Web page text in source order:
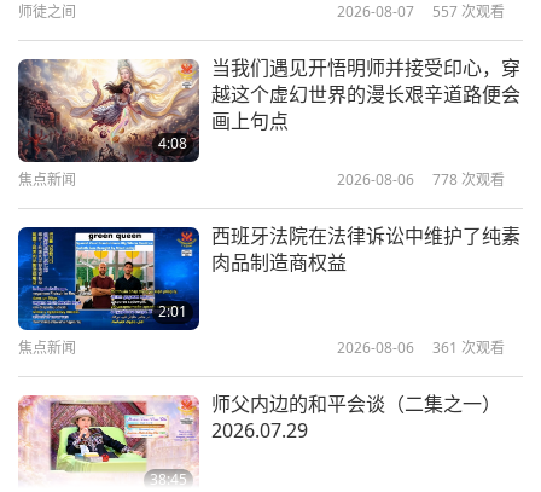
的话。
大蒜味道或许不好闻，但饮用后可吃些薄荷叶或去味
食物。喝些加有薄荷的纯素奶，或喝薄荷茶冲淡蒜
味。
别忘了到家时马上洗个热水澡。换下衣服，用热水
洗，把衣服放在阳光下，或烘干机中晾干。
也可以喝纯柠檬汁，每天两次，每次一茶匙。这些全
都有帮助，总比什么都没预防好。有益无害，也没副
作用。但别吃超过建议的量。像维生素就按剂量服
用，或按照医生的嘱咐服用。像大蒜及其它配方，也
是适量服用。
新冠肺炎或其他传染病大流行期间，
如何保护自己和他人
吃动物：新冠肺炎和其他疾病的起源
吃动物导致疫情（四集之一）
师徒之间 2026-08-07 557 次观看
4:08
当我们遇见开悟明师并接受印心，穿
越这个虚幻世界的漫长艰辛道路便会
画上句点
焦点新闻 2026-08-06 778 次观看
2:01
西班牙法院在法律诉讼中维护了纯素
肉品制造商权益
焦点新闻 2026-08-06 361 次观看
38:45
师父内边的和平会谈（二集之一）
2026.07.29